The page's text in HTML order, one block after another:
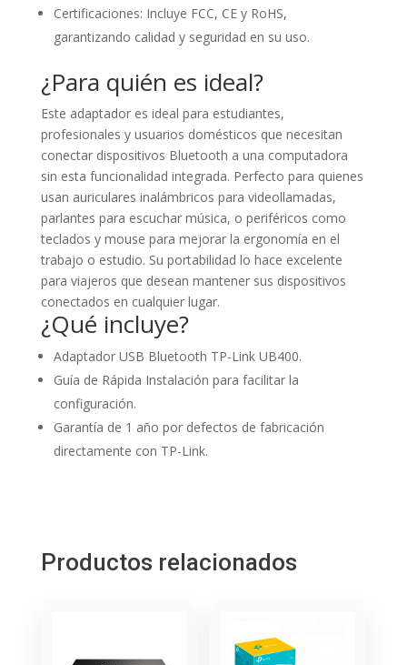
Certificaciones: Incluye FCC, CE y RoHS,
garantizando calidad y seguridad en su uso.
¿Para quién es ideal?
Este adaptador es ideal para estudiantes,
profesionales y usuarios domésticos que necesitan
conectar dispositivos Bluetooth a una computadora
sin esta funcionalidad integrada. Perfecto para quienes
usan auriculares inalámbricos para videollamadas,
parlantes para escuchar música, o periféricos como
teclados y mouse para mejorar la ergonomía en el
trabajo o estudio. Su portabilidad lo hace excelente
para viajeros que desean mantener sus dispositivos
conectados en cualquier lugar.
¿Qué incluye?
Adaptador USB Bluetooth TP-Link UB400.
Guía de Rápida Instalación para facilitar la
configuración.
Garantía de 1 año por defectos de fabricación
directamente con TP-Link.
Productos relacionados